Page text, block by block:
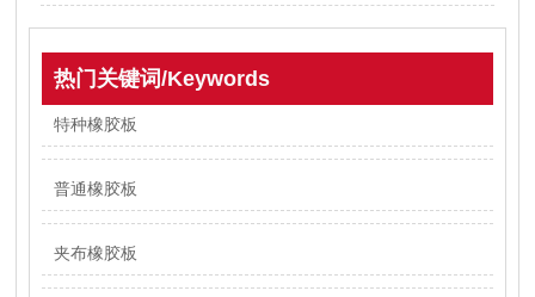
热门关键词/Keywords
特种橡胶板
普通橡胶板
夹布橡胶板